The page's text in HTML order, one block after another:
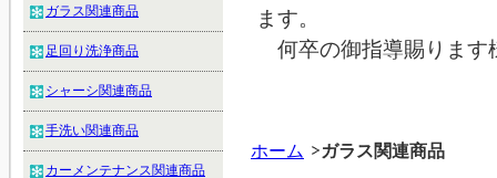
ます。
何卒の御指導賜ります
ホーム ガラス関連商品
ガラス関連商品
足回り洗浄商品
シャーシ関連商品
手洗い関連商品
カーメンテナンス関連商品